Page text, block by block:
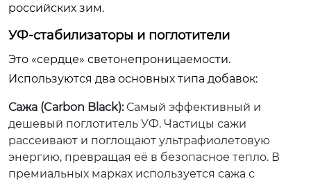
российских зим.
УФ-стабилизаторы и поглотители
Это «сердце» светонепроницаемости.
Используются два основных типа добавок:
Сажа (Carbon Black):Самый эффективный и
дешевый поглотитель УФ. Частицы сажи
рассеивают и поглощают ультрафиолетовую
энергию, превращая её в безопасное тепло. В
премиальных марках используется сажа с